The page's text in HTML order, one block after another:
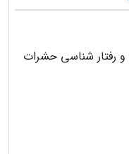
و رفتار شناسی حشرات